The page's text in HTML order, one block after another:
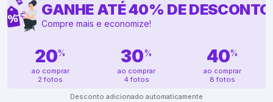
GANHE ATÉ40% DE DESCONTO
Compre mais e economize!
20%
ao comprar
2 fotos
30%
ao comprar
4 fotos
40%
ao comprar
8 fotos
Desconto adicionado automaticamente